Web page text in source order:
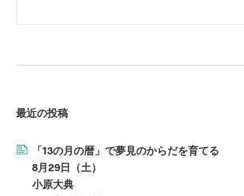
最近の投稿
「13の月の暦」で夢見のからだを育てる
8月29日（土）
小原大典